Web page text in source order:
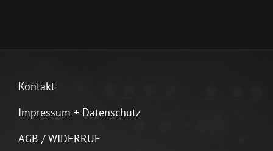
Kontakt
Impressum + Datenschutz
AGB / WIDERRUF